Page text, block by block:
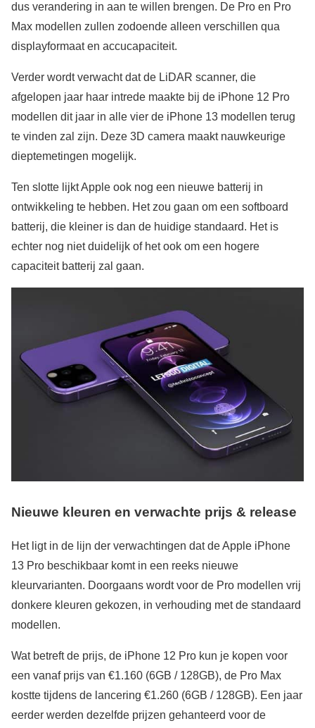
dus verandering in aan te willen brengen. De Pro en Pro
Max modellen zullen zodoende alleen verschillen qua
displayformaat en accucapaciteit.
Verder wordt verwacht dat de LiDAR scanner, die
afgelopen jaar haar intrede maakte bij de iPhone 12 Pro
modellen dit jaar in alle vier de iPhone 13 modellen terug
te vinden zal zijn. Deze 3D camera maakt nauwkeurige
dieptemetingen mogelijk.
Ten slotte lijkt Apple ook nog een nieuwe batterij in
ontwikkeling te hebben. Het zou gaan om een softboard
batterij, die kleiner is dan de huidige standaard. Het is
echter nog niet duidelijk of het ook om een hogere
capaciteit batterij zal gaan.
Nieuwe kleuren en verwachte prijs & release
Het ligt in de lijn der verwachtingen dat de Apple iPhone
13 Pro beschikbaar komt in een reeks nieuwe
kleurvarianten. Doorgaans wordt voor de Pro modellen vrij
donkere kleuren gekozen, in verhouding met de standaard
modellen.
Wat betreft de prijs, de iPhone 12 Pro kun je kopen voor
een vanaf prijs van €1.160 (6GB / 128GB), de Pro Max
kostte tijdens de lancering €1.260 (6GB / 128GB). Een jaar
eerder werden dezelfde prijzen gehanteerd voor de